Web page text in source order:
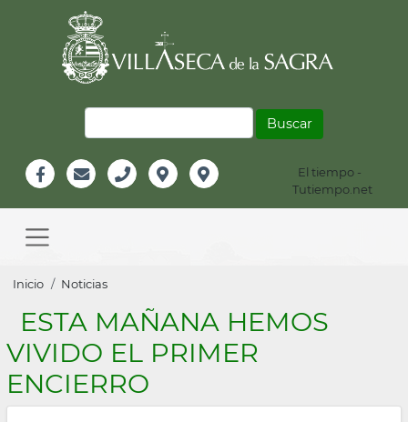
Información
Header
El tiempo -
Tutiempo.net
navigation
Sobrescribir
enlaces
de
ayuda
a
Inicio Noticias
ESTA MAÑANA HEMOS
VIVIDO EL PRIMER
ENCIERRO